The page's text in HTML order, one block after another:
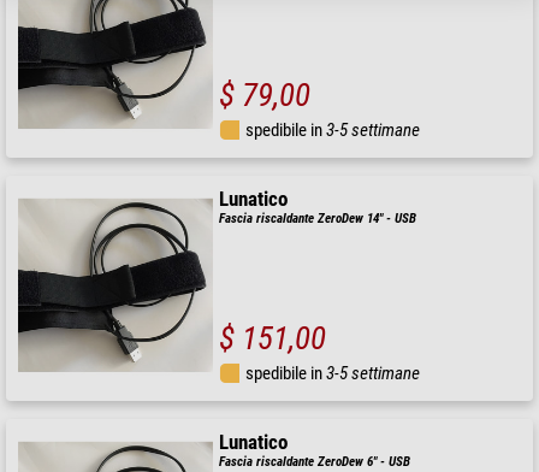
$ 79,00
spedibile in3-5 settimane
Lunatico
Fascia riscaldante ZeroDew 14" - USB
$ 151,00
spedibile in3-5 settimane
Lunatico
Fascia riscaldante ZeroDew 6" - USB